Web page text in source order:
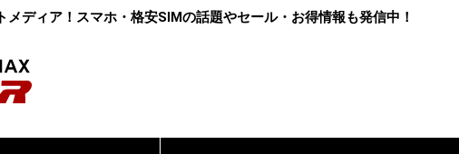
ディア！スマホ・格安SIMの話題やセール・お得情報も発信中！